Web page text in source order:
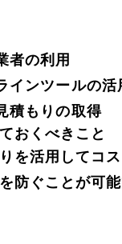
者の利用
インツールの活
積もりの取得
おくべきこと
を活用してコ
防ぐことが可